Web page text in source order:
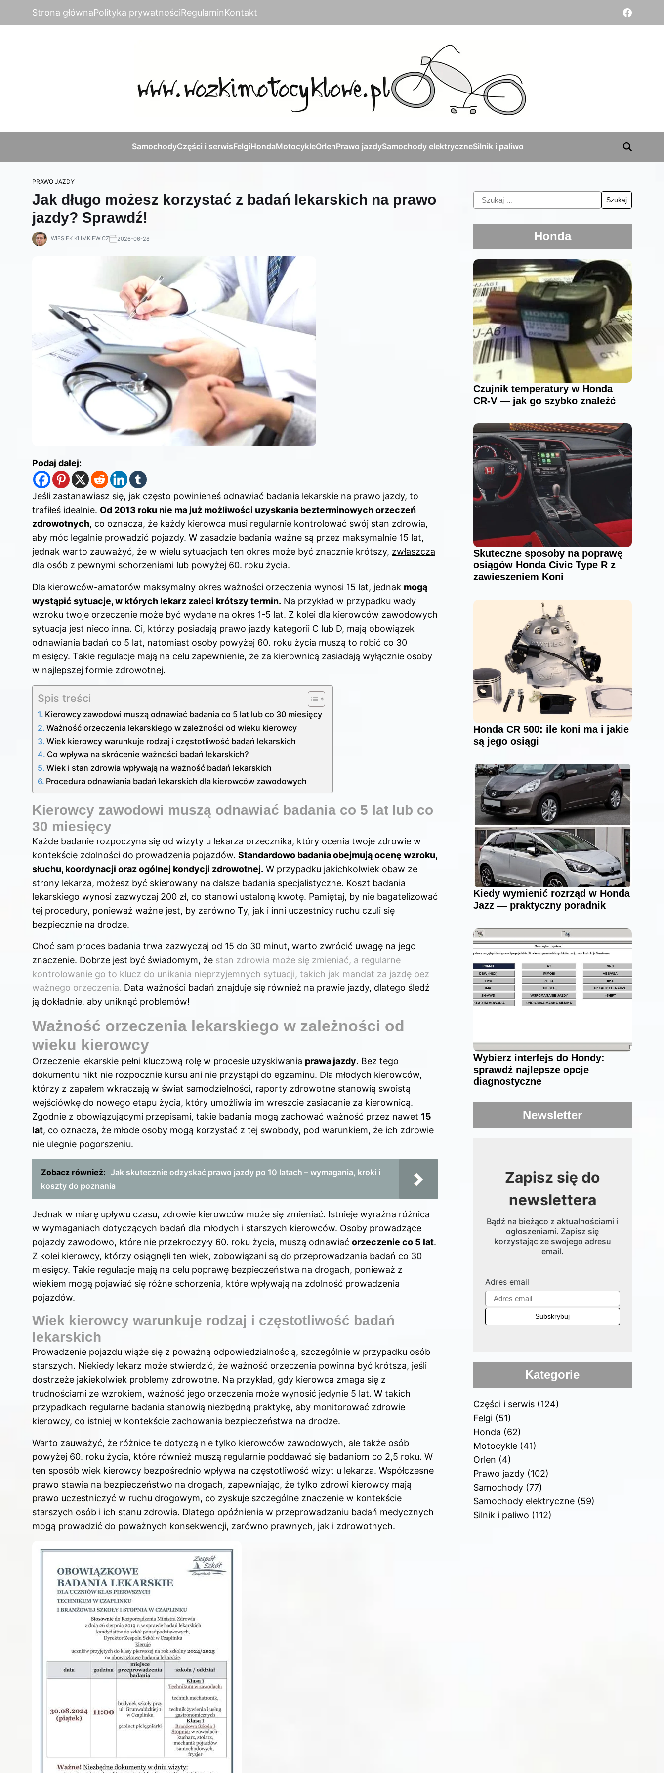
Strona głównaPolityka prywatnościRegulaminKontakt
SamochodyCzęści i serwisFelgiHondaMotocykleOrlenPrawo jazdySamochody elektryczneSilnik i paliwo
PRAWO JAZDY
Jak długo możesz korzystać z badań lekarskich na prawo
jazdy? Sprawdź!
WIESIEK KLIMKIEWICZ 2026-06-28
Podaj dalej:
Jeśli zastanawiasz się, jak często powinieneś odnawiać badania lekarskie na prawo jazdy, to
trafiłeś idealnie. Od 2013 roku nie ma już możliwości uzyskania bezterminowych orzeczeń
zdrowotnych, co oznacza, że każdy kierowca musi regularnie kontrolować swój stan zdrowia,
aby móc legalnie prowadzić pojazdy. W zasadzie badania ważne są przez maksymalnie 15 lat,
jednak warto zauważyć, że w wielu sytuacjach ten okres może być znacznie krótszy, zwłaszcza
dla osób z pewnymi schorzeniami lub powyżej 60. roku życia.
Dla kierowców-amatorów maksymalny okres ważności orzeczenia wynosi 15 lat, jednak mogą
wystąpić sytuacje, w których lekarz zaleci krótszy termin. Na przykład w przypadku wady
wzroku twoje orzeczenie może być wydane na okres 1-5 lat. Z kolei dla kierowców zawodowych
sytuacja jest nieco inna. Ci, którzy posiadają prawo jazdy kategorii C lub D, mają obowiązek
odnawiania badań co 5 lat, natomiast osoby powyżej 60. roku życia muszą to robić co 30
miesięcy. Takie regulacje mają na celu zapewnienie, że za kierownicą zasiadają wyłącznie osoby
w najlepszej formie zdrowotnej.
Spis treści
Kierowcy zawodowi muszą odnawiać badania co 5 lat lub co 30 miesięcy
Ważność orzeczenia lekarskiego w zależności od wieku kierowcy
Wiek kierowcy warunkuje rodzaj i częstotliwość badań lekarskich
Co wpływa na skrócenie ważności badań lekarskich?
Wiek i stan zdrowia wpływają na ważność badań lekarskich
Procedura odnawiania badań lekarskich dla kierowców zawodowych
Kierowcy zawodowi muszą odnawiać badania co 5 lat lub co
30 miesięcy
Każde badanie rozpoczyna się od wizyty u lekarza orzecznika, który ocenia twoje zdrowie w
kontekście zdolności do prowadzenia pojazdów. Standardowo badania obejmują ocenę wzroku,
słuchu, koordynacji oraz ogólnej kondycji zdrowotnej. W przypadku jakichkolwiek obaw ze
strony lekarza, możesz być skierowany na dalsze badania specjalistyczne. Koszt badania
lekarskiego wynosi zazwyczaj 200 zł, co stanowi ustaloną kwotę. Pamiętaj, by nie bagatelizować
tej procedury, ponieważ ważne jest, by zarówno Ty, jak i inni uczestnicy ruchu czuli się
bezpiecznie na drodze.
Choć sam proces badania trwa zazwyczaj od 15 do 30 minut, warto zwrócić uwagę na jego
znaczenie. Dobrze jest być świadomym, że stan zdrowia może się zmieniać, a regularne
kontrolowanie go to klucz do unikania nieprzyjemnych sytuacji, takich jak mandat za jazdę bez
ważnego orzeczenia. Data ważności badań znajduje się również na prawie jazdy, dlatego śledź
ją dokładnie, aby uniknąć problemów!
Ważność orzeczenia lekarskiego w zależności od
wieku kierowcy
Orzeczenie lekarskie pełni kluczową rolę w procesie uzyskiwania prawa jazdy. Bez tego
dokumentu nikt nie rozpocznie kursu ani nie przystąpi do egzaminu. Dla młodych kierowców,
którzy z zapałem wkraczają w świat samodzielności, raporty zdrowotne stanowią swoistą
wejściówkę do nowego etapu życia, który umożliwia im wreszcie zasiadanie za kierownicą.
Zgodnie z obowiązującymi przepisami, takie badania mogą zachować ważność przez nawet 15
lat, co oznacza, że młode osoby mogą korzystać z tej swobody, pod warunkiem, że ich zdrowie
nie ulegnie pogorszeniu.
Zobacz również: Jak skutecznie odzyskać prawo jazdy po 10 latach – wymagania, kroki i
koszty do poznania
Jednak w miarę upływu czasu, zdrowie kierowców może się zmieniać. Istnieje wyraźna różnica
w wymaganiach dotyczących badań dla młodych i starszych kierowców. Osoby prowadzące
pojazdy zawodowo, które nie przekroczyły 60. roku życia, muszą odnawiać orzeczenie co 5 lat.
Z kolei kierowcy, którzy osiągnęli ten wiek, zobowiązani są do przeprowadzania badań co 30
miesięcy. Takie regulacje mają na celu poprawę bezpieczeństwa na drogach, ponieważ z
wiekiem mogą pojawiać się różne schorzenia, które wpływają na zdolność prowadzenia
pojazdów.
Wiek kierowcy warunkuje rodzaj i częstotliwość badań
lekarskich
Prowadzenie pojazdu wiąże się z poważną odpowiedzialnością, szczególnie w przypadku osób
starszych. Niekiedy lekarz może stwierdzić, że ważność orzeczenia powinna być krótsza, jeśli
dostrzeże jakiekolwiek problemy zdrowotne. Na przykład, gdy kierowca zmaga się z
trudnościami ze wzrokiem, ważność jego orzeczenia może wynosić jedynie 5 lat. W takich
przypadkach regularne badania stanowią niezbędną praktykę, aby monitorować zdrowie
kierowcy, co istniej w kontekście zachowania bezpieczeństwa na drodze.
Warto zauważyć, że różnice te dotyczą nie tylko kierowców zawodowych, ale także osób
powyżej 60. roku życia, które również muszą regularnie poddawać się badaniom co 2,5 roku. W
ten sposób wiek kierowcy bezpośrednio wpływa na częstotliwość wizyt u lekarza. Współczesne
prawo stawia na bezpieczeństwo na drogach, zapewniając, że tylko zdrowi kierowcy mają
prawo uczestniczyć w ruchu drogowym, co zyskuje szczególne znaczenie w kontekście
starszych osób i ich stanu zdrowia. Dlatego opóźnienia w przeprowadzaniu badań medycznych
mogą prowadzić do poważnych konsekwencji, zarówno prawnych, jak i zdrowotnych.
Honda
Czujnik temperatury w Honda
CR-V — jak go szybko znaleźć
Skuteczne sposoby na poprawę
osiągów Honda Civic Type R z
zawieszeniem Koni
Honda CR 500: ile koni ma i jakie
są jego osiągi
Kiedy wymienić rozrząd w Honda
Jazz — praktyczny poradnik
Wybierz interfejs do Hondy:
sprawdź najlepsze opcje
diagnostyczne
Newsletter
Zapisz się do
newslettera
Bądź na bieżąco z aktualnościami i
ogłoszeniami. Zapisz się
korzystając ze swojego adresu
email.
Adres email
Kategorie
Części i serwis(124)
Felgi(51)
Honda (62)
Motocykle(41)
Orlen (4)
Prawo jazdy(102)
Samochody(77)
Samochody elektryczne(59)
Silnik i paliwo (112)